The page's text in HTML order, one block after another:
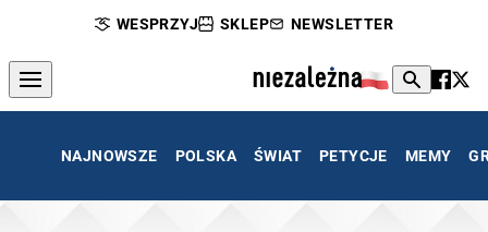
WESPRZYJ SKLEP NEWSLETTER
NAJNOWSZE POLSKA ŚWIAT PETYCJE MEMY